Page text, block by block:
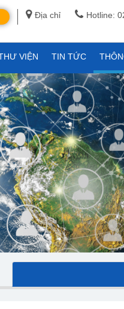
Địa chỉ Hotline:
VIỆN TIN TỨC